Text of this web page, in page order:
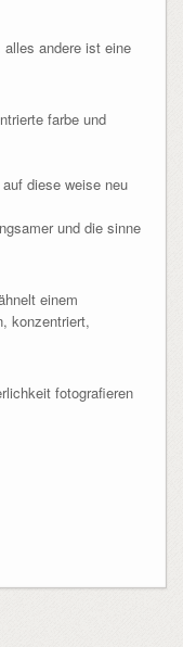
alles andere ist eine
farbe und
diese weise neu
und die sinne
einem
konzentriert,
fotografieren